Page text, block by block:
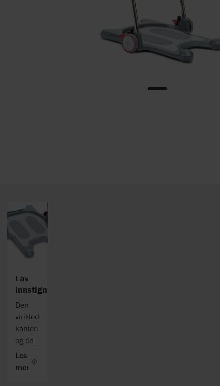
Lav
innstigningshøyde
Den
vinklede
kanten
og den
lave
innstigningshøyden
Les
mer